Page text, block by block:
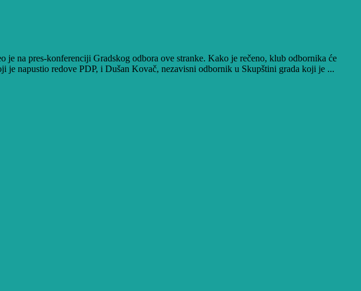
je na pres-konferenciji Gradskog odbora ove stranke. Kako je rečeno, klub odbornika će
napustio redove PDP, i Dušan Kovač, nezavisni odbornik u Skupštini grada koji je ...